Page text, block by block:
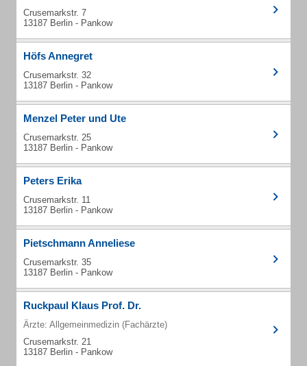
Crusemarkstr. 7
13187 Berlin - Pankow
Höfs Annegret
Crusemarkstr. 32
13187 Berlin - Pankow
Menzel Peter und Ute
Crusemarkstr. 25
13187 Berlin - Pankow
Peters Erika
Crusemarkstr. 11
13187 Berlin - Pankow
Pietschmann Anneliese
Crusemarkstr. 35
13187 Berlin - Pankow
Ruckpaul Klaus Prof. Dr.
Ärzte: Allgemeinmedizin (Fachärzte)
Crusemarkstr. 21
13187 Berlin - Pankow